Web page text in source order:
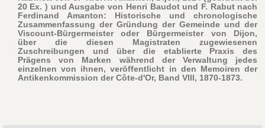
20 Ex. ) und Ausgabe von Henri Baudot und F. Rabut nach
Ferdinand Amanton: Historische und chronologische
Zusammenfassung der Gründung der Gemeinde und der
Viscount-Bürgermeister oder Bürgermeister von Dijon,
über die diesen Magistraten zugewiesenen
Zuschreibungen und über die etablierte Praxis des
Prägens von Marken während der Verwaltung jedes
einzelnen von ihnen, veröffentlicht in den Memoiren der
Antikenkommission der Côte-d'Or, Band VIII, 1870-1873.